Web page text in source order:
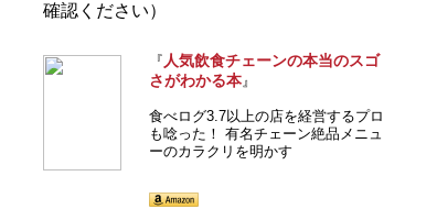
確認ください）
『 人気飲食チェーンの本当のスゴ
さがわかる本』
食べログ3.7以上の店を経営するプロ
も唸った！ 有名チェーン絶品メニュ
ーのカラクリを明かす